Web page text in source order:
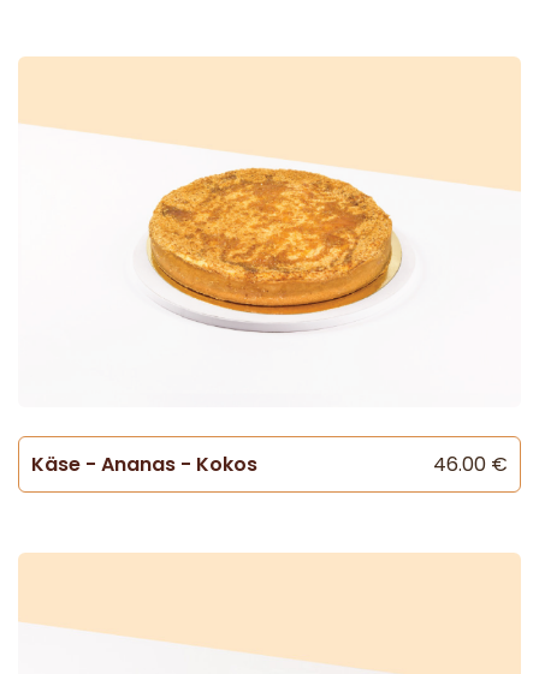
Käse - Ananas - Kokos 46.00 €